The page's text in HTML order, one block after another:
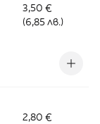
3,50 €
(6,85 лв.)
2,80 €